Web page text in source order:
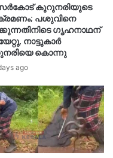
കുറുനരിയുടെ
പശുവിനെ
ഗൃഹനാഥന്
നാട്ടുകാർ
കൊന്നു
ago